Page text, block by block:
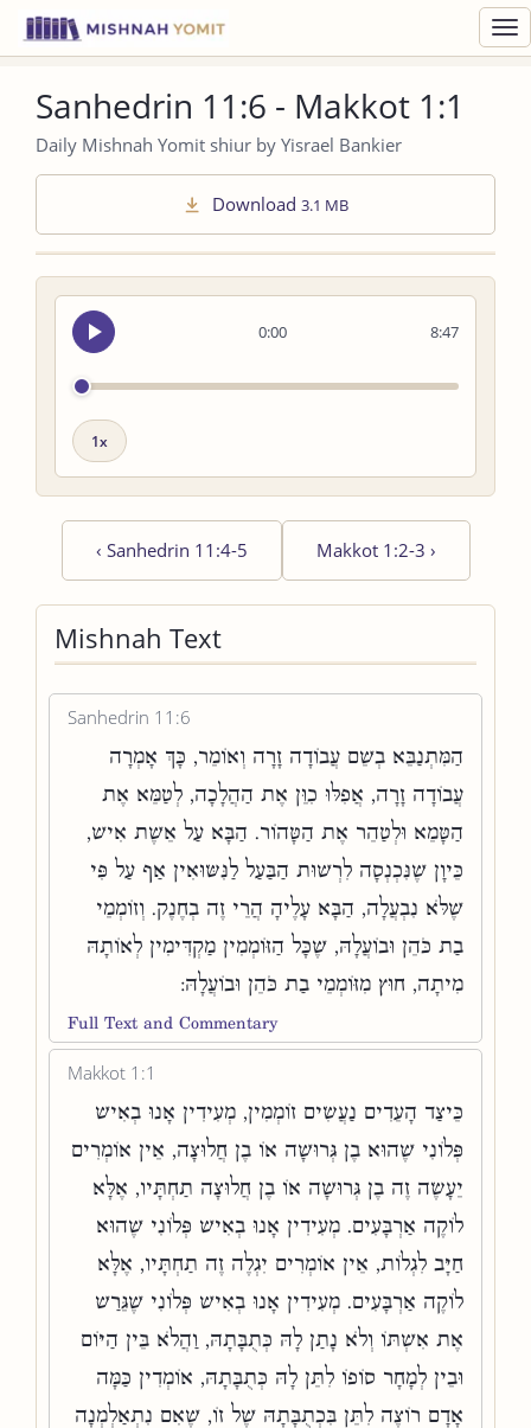
Sanhedrin 11:6 - Makkot 1:1
Daily Mishnah Yomit shiur by Yisrael Bankier
Download 3.1 MB
0:00
Seek
audio
8:47
Playback
‹ Sanhedrin 11:4-5 Makkot 1:2-3 ›
Mishnah Text
Sanhedrin 11:6
הַמִּתְנַבֵּא בְשֵׁם עֲבוֹדָה זָרָה וְאוֹמֵר, כָּךְ אָמְרָה
עֲבוֹדָה זָרָה, אֲפִלּוּ כִוֵּן אֶת הַהֲלָכָה, לְטַמֵּא אֶת
הַטָּמֵא וּלְטַהֵר אֶת הַטָּהוֹר. הַבָּא עַל אֵשֶׁת אִישׁ,
כֵּיוָן שֶׁנִּכְנְסָה לִרְשׁוּת הַבַּעַל לַנִּשּׂוּאִין אַף עַל פִּי
שֶׁלֹּא נִבְעֲלָה, הַבָּא עָלֶיהָ הֲרֵי זֶה בְחֶנֶק. וְזוֹמְמֵי
בַת כֹּהֵן וּבוֹעֲלָהּ, שֶׁכָּל הַזּוֹמְמִין מַקְדִּימִין לְאוֹתָהּ
מִיתָה, חוּץ מִזּוֹמְמֵי בַת כֹּהֵן וּבוֹעֲלָהּ:
Full Text and Commentary
Makkot 1:1
כֵּיצַד הָעֵדִים נַעֲשִׂים זוֹמְמִין, מְעִידִין אָנוּ בְאִישׁ
פְּלוֹנִי שֶׁהוּא בֶן גְּרוּשָׁה אוֹ בֶן חֲלוּצָה, אֵין אוֹמְרִים
יֵעָשֶׂה זֶה בֶן גְּרוּשָׁה אוֹ בֶן חֲלוּצָה תַחְתָּיו, אֶלָּא
לוֹקֶה אַרְבָּעִים. מְעִידִין אָנוּ בְאִישׁ פְּלוֹנִי שֶׁהוּא
חַיָּב לִגְלוֹת, אֵין אוֹמְרִים יִגְלֶה זֶה תַחְתָּיו, אֶלָּא
לוֹקֶה אַרְבָּעִים. מְעִידִין אָנוּ בְאִישׁ פְּלוֹנִי שֶׁגֵּרַשׁ
אֶת אִשְׁתּוֹ וְלֹא נָתַן לָהּ כְּתֻבָּתָהּ, וַהֲלֹא בֵּין הַיּוֹם
וּבֵין לְמָחָר סוֹפוֹ לִתֵּן לָהּ כְּתֻבָּתָהּ, אוֹמְדִין כַּמָּה
אָדָם רוֹצֶה לִתֵּן בִּכְתֻבָּתָהּ שֶׁל זוֹ, שֶׁאִם נִתְאַלְמְנָה